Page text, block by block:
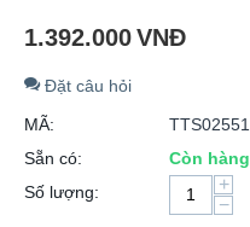
1.392.000VNĐ
Đặt câu hỏi
MÃ:
TTS02551
Sẵn có:
Còn hàng
Số lượng:
+
−